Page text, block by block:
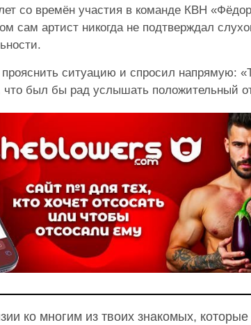
со времён участия в команде КВН «Фёдор
сам артист никогда не подтверждал
ситуацию и спросил напрямую:
что был бы рад услышать положительный
ко многим из твоих знакомых, которые